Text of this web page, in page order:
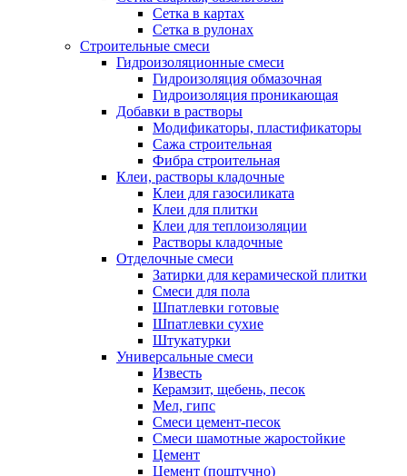
Сетка в картах
Сетка в рулонах
Строительные смеси
Гидроизоляционные смеси
Гидроизоляция обмазочная
Гидроизоляция проникающая
Добавки в растворы
Модификаторы, пластификаторы
Сажа строительная
Фибра строительная
Клеи, растворы кладочные
Клеи для газосиликата
Клеи для плитки
Клеи для теплоизоляции
Растворы кладочные
Отделочные смеси
Затирки для керамической плитки
Смеси для пола
Шпатлевки готовые
Шпатлевки сухие
Штукатурки
Универсальные смеси
Известь
Керамзит, щебень, песок
Мел, гипс
Смеси цемент-песок
Смеси шамотные жаростойкие
Цемент
Цемент (поштучно)